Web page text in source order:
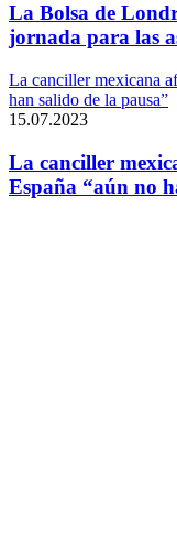
La Bolsa de
jornada para las
La canciller mexicana
han salido de la pausa”
15.07.2023
La canciller
España “aún no